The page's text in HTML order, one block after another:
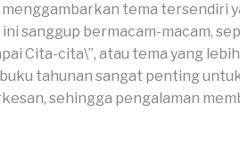
tema tersendiri
sanggup bermacam-macam,
Cita-cita\”, atau tema yang
tahunan sangat penting
sehingga pengalaman